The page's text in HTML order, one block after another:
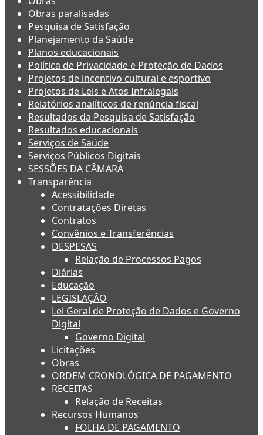
Obras paralisadas
Pesquisa de Satisfação
Planejamento da Saúde
Planos educacionais
Política de Privacidade e Proteção de Dados
Projetos de incentivo cultural e esportivo
Projetos de Leis e Atos Infralegais
Relatórios analíticos de renúncia fiscal
Resultados da Pesquisa de Satisfação
Resultados educacionais
Serviços de Saúde
Serviços Públicos Digitais
SESSÕES DA CÂMARA
Transparência
Acessibilidade
Contratações Diretas
Contratos
Convênios e Transferências
DESPESAS
Relação de Processos Pagos
Diárias
Educação
LEGISLAÇÃO
Lei Geral de Proteção de Dados e Governo
Digital
Governo Digital
Licitações
Obras
ORDEM CRONOLÓGICA DE PAGAMENTO
RECEITAS
Relação de Receitas
Recursos Humanos
FOLHA DE PAGAMENTO